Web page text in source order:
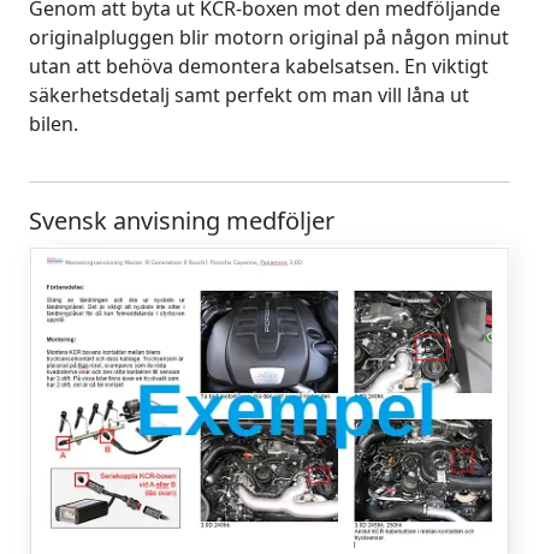
Genom att byta ut KCR-boxen mot den medföljande
originalpluggen blir motorn original på någon minut
utan att behöva demontera kabelsatsen. En viktigt
säkerhetsdetalj samt perfekt om man vill låna ut
bilen.
Svensk anvisning medföljer